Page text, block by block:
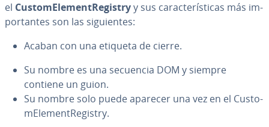
el Cu­s­to­mE­le­me­n­tRe­gi­s­tryy sus ca­ra­c­te­rí­s­ti­cas más im­
po­r­ta­n­tes son las si­guie­n­tes:
Acaban con una etiqueta de cierre.
Su nombre es una secuencia DOM y siempre
contiene un guion.
Su nombre solo puede aparecer una vez en el Cu­s­to­
mE­le­me­n­tRe­gi­s­try.